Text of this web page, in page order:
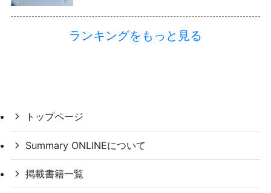
ランキングをもっと見る
トップページ
Summary ONLINEについて
掲載書籍一覧